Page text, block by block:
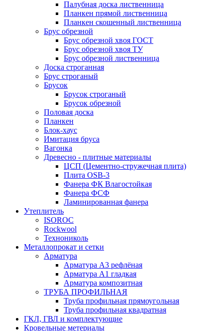
Палубная доска лиственница
Планкен прямой лиственница
Планкен скошенный лиственница
Брус обрезной
Брус обрезной хвоя ГОСТ
Брус обрезной хвоя ТУ
Брус обрезной лиственница
Доска строганная
Брус строганый
Брусок
Брусок строганый
Брусок обрезной
Половая доска
Планкен
Блок-хаус
Имитация бруса
Вагонка
Древесно - плитные материалы
ЦСП (Цементно-стружечная плита)
Плита OSB-3
Фанера ФК Влагостойкая
Фанера ФСФ
Ламинированная фанера
Утеплитель
ISOROC
Rockwool
Технониколь
Металлопрокат и сетки
Арматура
Арматура А3 рефлёная
Арматура А1 гладкая
Арматура композитная
ТРУБА ПРОФИЛЬНАЯ
Труба профильная прямоугольная
Труба профильная квадратная
ГКЛ, ГВЛ и комплектующие
Кровельные метериалы